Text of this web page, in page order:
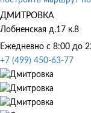
ДМИТРОВКА
Лобненская д.17 к.8
Ежедневно с 8:00 до
+7 (499) 450-63-77